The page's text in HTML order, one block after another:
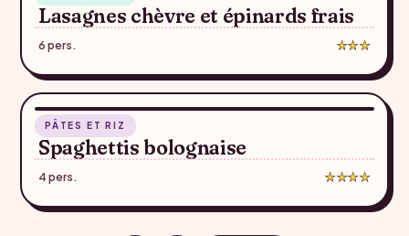
Lasagnes chèvre et épinards frais
6 pers. ★★★
PÂTES ET RIZ
Spaghettis bolognaise
4 pers. ★★★★